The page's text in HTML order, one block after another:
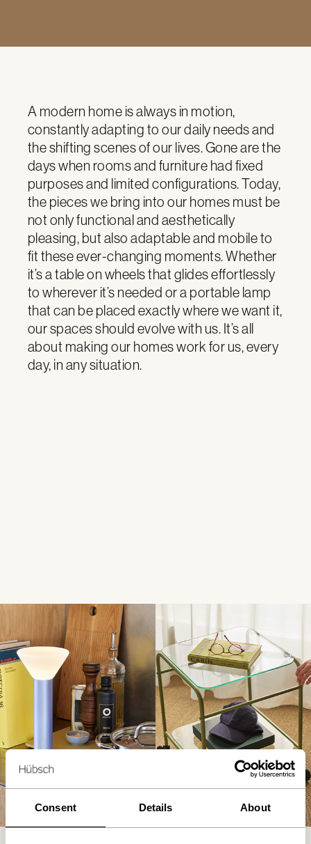
Consent Details About
A modern home is always in motion,
constantly adapting to our daily needs and
the shifting scenes of our lives. Gone are the
days when rooms and furniture had fixed
purposes and limited configurations. Today,
the pieces we bring into our homes must be
not only functional and aesthetically
pleasing, but also adaptable and mobile to
fit these ever-changing moments. Whether
it’s a table on wheels that glides effortlessly
to wherever it’s needed or a portable lamp
that can be placed exactly where we want it,
our spaces should evolve with us. It’s all
about making our homes work for us, every
day, in any situation.